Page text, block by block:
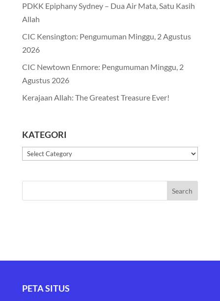
PDKK Epiphany Sydney – Dua Air Mata, Satu Kasih
Allah
CIC Kensington: Pengumuman Minggu, 2 Agustus
2026
CIC Newtown Enmore: Pengumuman Minggu, 2
Agustus 2026
Kerajaan Allah: The Greatest Treasure Ever!
KATEGORI
Kategori
PETA SITUS